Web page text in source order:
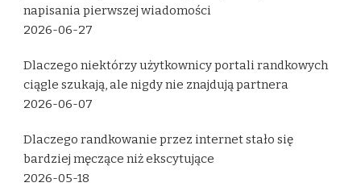
napisania pierwszej wiadomości
2026-06-27
Dlaczego niektórzy użytkownicy portali randkowych
ciągle szukają, ale nigdy nie znajdują partnera
2026-06-07
Dlaczego randkowanie przez internet stało się
bardziej męczące niż ekscytujące
2026-05-18